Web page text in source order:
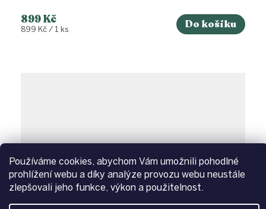
Používáme cookies, abychom Vám umožnili pohodlné
prohlížení webu a díky analýze provozu webu neustále
zlepšovali jeho funkce, výkon a použitelnost.
899 Kč
Měrná
899 Kč / 1 ks Do košíku